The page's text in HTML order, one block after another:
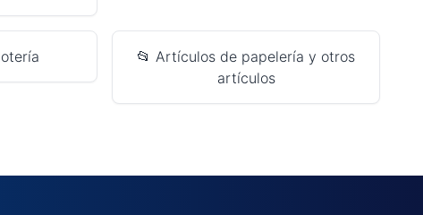
📂 Artículos de papelería y otros
artículos